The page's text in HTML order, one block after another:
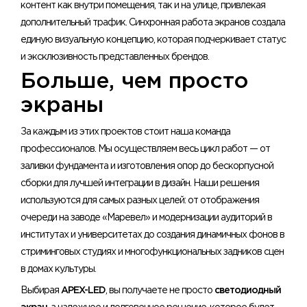
контент как внутри помещения, так и на улице, привлекая
дополнительный трафик. Синхронная работа экранов создала
единую визуальную концепцию, которая подчеркивает статус
и эксклюзивность представленных брендов.
Больше, чем просто
экраны
За каждым из этих проектов стоит наша команда
профессионалов. Мы осуществляем весь цикл работ — от
заливки фундамента и изготовления опор до бескорпусной
сборки для лучшей интеграции в дизайн. Наши решения
используются для самых разных целей: от отображения
очереди на заводе «Маревел» и модернизации аудиторий в
институтах и университетах до создания динамичных фонов в
стриминговых студиях и многофункциональных задников сцен
в домах культуры.
Выбирая APEX-LED , вы получаете не просто светодиодный